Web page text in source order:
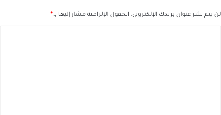
لن يتم نشر عنوان بريدك الإلكتروني. الحقول الإلزامية مشار إليها بـ *